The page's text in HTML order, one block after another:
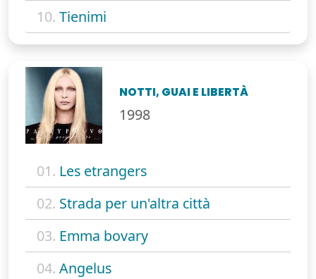
10. Tienimi
NOTTI, GUAI E LIBERTÀ
1998
01. Les etrangers
02. Strada per un'altra città
03. Emma bovary
04. Angelus